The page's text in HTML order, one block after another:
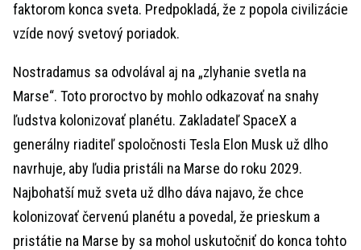
faktorom konca sveta. Predpokladá, že z popola civilizácie
vzíde nový svetový poriadok.
Nostradamus sa odvolával aj na „zlyhanie svetla na
Marse“. Toto proroctvo by mohlo odkazovať na snahy
ľudstva kolonizovať planétu. Zakladateľ SpaceX a
generálny riaditeľ spoločnosti Tesla Elon Musk už dlho
navrhuje, aby ľudia pristáli na Marse do roku 2029.
Najbohatší muž sveta už dlho dáva najavo, že chce
kolonizovať červenú planétu a povedal, že prieskum a
pristátie na Marse by sa mohol uskutočniť do konca tohto